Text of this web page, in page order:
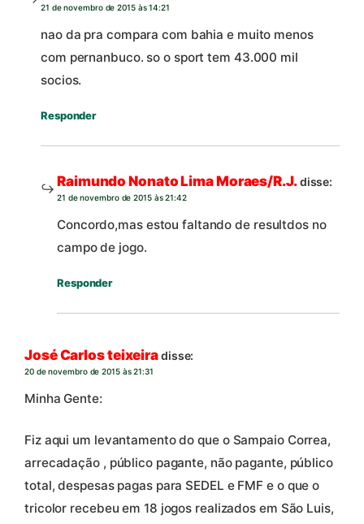
21 de novembro de 2015 às 14:21
nao da pra compara com bahia e muito menos
com pernanbuco. so o sport tem 43.000 mil
socios.
Responder
Raimundo Nonato Lima Moraes/R.J.disse:
21 de novembro de 2015 às 21:42
Concordo,mas estou faltando de resultdos no
campo de jogo.
Responder
José Carlos teixeiradisse:
20 de novembro de 2015 às 21:31
Minha Gente:
Fiz aqui um levantamento do que o Sampaio Correa,
arrecadação , público pagante, não pagante, público
total, despesas pagas para SEDEL e FMF e o que o
tricolor recebeu em 18 jogos realizados em São Luis,